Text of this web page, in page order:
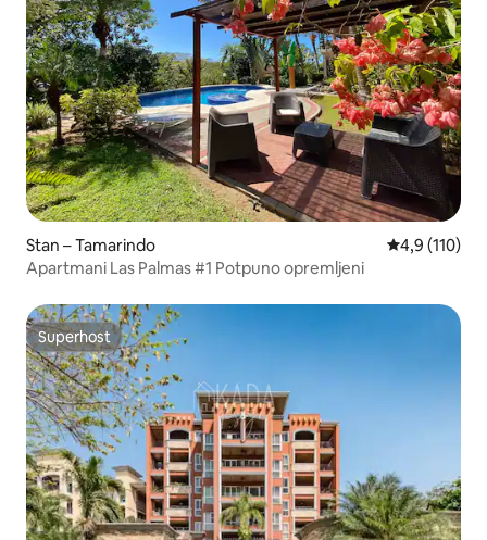
Stan – Tamarindo Prosječna
4,9 (110)
Apartmani Las Palmas #1 Potpuno opremljeni
Superhost
Superhost